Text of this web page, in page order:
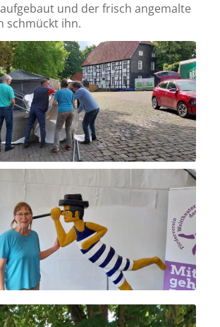
und der frisch angemalte
schmückt ihn.